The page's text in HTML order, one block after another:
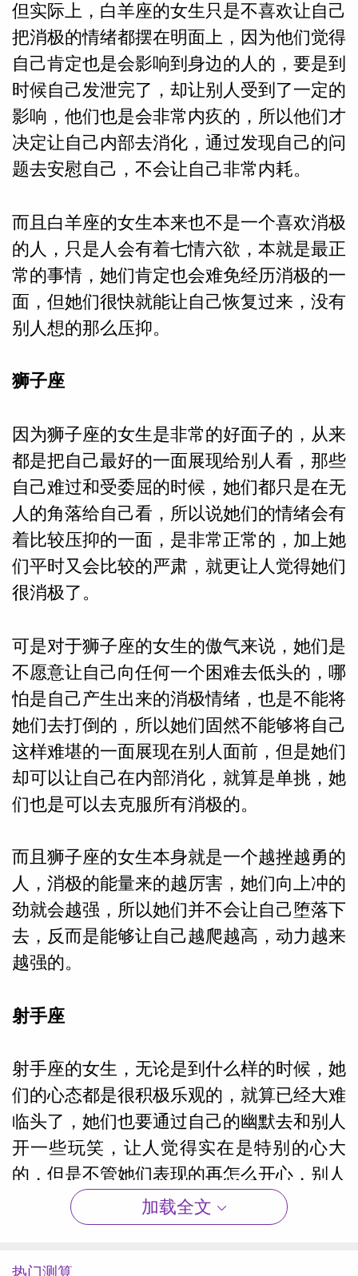
但实际上，白羊座的女生只是不喜欢让自己
把消极的情绪都摆在明面上，因为他们觉得
自己肯定也是会影响到身边的人的，要是到
时候自己发泄完了，却让别人受到了一定的
影响，他们也是会非常内疚的，所以他们才
决定让自己内部去消化，通过发现自己的问
题去安慰自己，不会让自己非常内耗。
而且白羊座的女生本来也不是一个喜欢消极
的人，只是人会有着七情六欲，本就是最正
常的事情，她们肯定也会难免经历消极的一
面，但她们很快就能让自己恢复过来，没有
别人想的那么压抑。
狮子座
因为狮子座的女生是非常的好面子的，从来
都是把自己最好的一面展现给别人看，那些
自己难过和受委屈的时候，她们都只是在无
人的角落给自己看，所以说她们的情绪会有
着比较压抑的一面，是非常正常的，加上她
们平时又会比较的严肃，就更让人觉得她们
很消极了。
可是对于狮子座的女生的傲气来说，她们是
不愿意让自己向任何一个困难去低头的，哪
怕是自己产生出来的消极情绪，也是不能将
她们去打倒的，所以她们固然不能够将自己
这样难堪的一面展现在别人面前，但是她们
却可以让自己在内部消化，就算是单挑，她
们也是可以去克服所有消极的。
而且狮子座的女生本身就是一个越挫越勇的
人，消极的能量来的越厉害，她们向上冲的
劲就会越强，所以她们并不会让自己堕落下
去，反而是能够让自己越爬越高，动力越来
越强的。
射手座
射手座的女生，无论是到什么样的时候，她
们的心态都是很积极乐观的，就算已经大难
临头了，她们也要通过自己的幽默去和别人
开一些玩笑，让人觉得实在是特别的心大
的，但是不管她们表现的再怎么开心，别人
也知道她们是一个正常人，会有着自己消极
的一面，只不过是自己压抑在了心里面罢
加载全文
热门测算